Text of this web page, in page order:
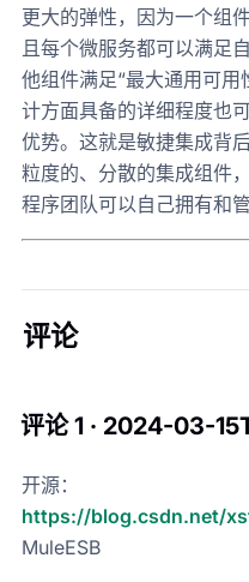
更大的弹性，因为一个组
且每个微服务都可以满足
他组件满足“最大通用可
计方面具备的详细程度也
优势。这就是敏捷集成背
粒度的、分散的集成组件
程序团队可以自己拥有和
评论
评论 1 · 2024-03-
开源：
https://blog.csdn.net/
MuleESB